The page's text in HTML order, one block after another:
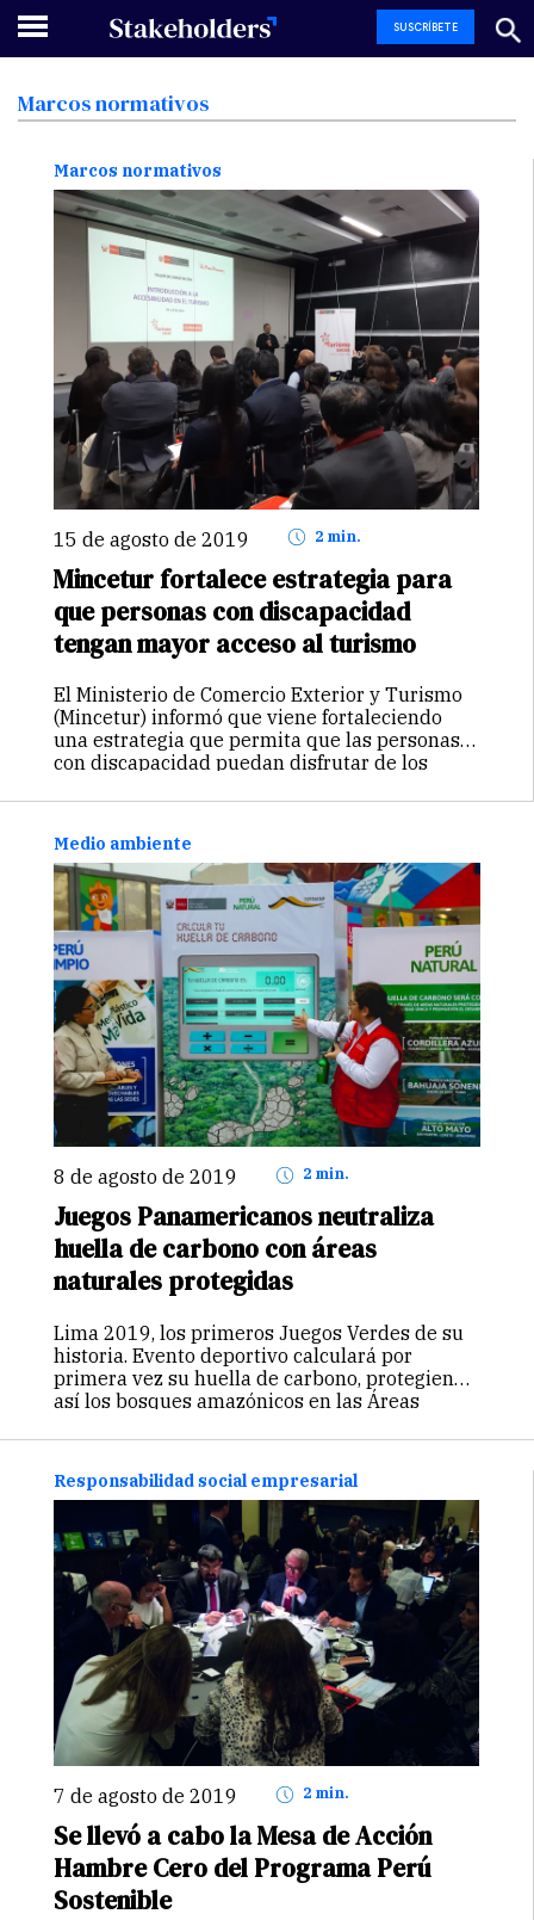
SUSCRÍBETE
Marcosnormativos
Marcos normativos
15 de agosto de 2019 2 min.
Mincetur fortalece estrategia para
que personas con discapacidad
tengan mayor acceso al turismo
El Ministerio de Comercio Exterior y Turismo
(Mincetur) informó que viene fortaleciendo
una estrategia que permita que las personas
con discapacidad puedan disfrutar de los
viene realizando reuniones con el Consejo
Nacional para…
Medio ambiente
8 de agosto de 2019 2 min.
Juegos Panamericanos neutraliza
huella de carbono con áreas
naturales protegidas
Lima 2019, los primeros Juegos Verdes de su
historia. Evento deportivo calculará por
primera vez su huella de carbono, protegiendo
así los bosques amazónicos en las Áreas
Panamericanos y VI Parapanamericanos “Lima
2019” serán considerados…
Continuar
Responsabilidad social empresarial
7 de agosto de 2019 2 min.
Se llevó a cabo la Mesa de Acción
Hambre Cero del Programa Perú
Sostenible